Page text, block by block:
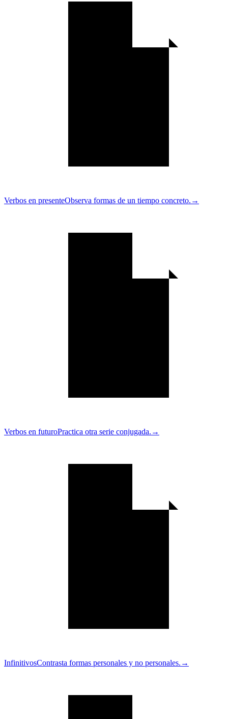
Verbos en presenteObserva formas de un tiempo concreto. →
Verbos en futuroPractica otra serie conjugada. →
InfinitivosContrasta formas personales y no personales. →